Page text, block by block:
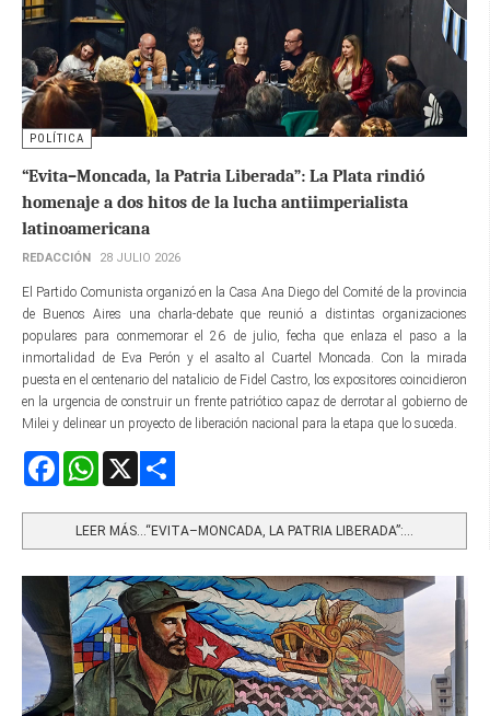
POLÍTICA
“Evita–Moncada, la Patria Liberada”: La Plata rindió
homenaje a dos hitos de la lucha antiimperialista
latinoamericana
REDACCIÓN 28 JULIO 2026
El Partido Comunista organizó en la Casa Ana Diego del Comité de la provincia
de Buenos Aires una charla-debate que reunió a distintas organizaciones
populares para conmemorar el 26 de julio, fecha que enlaza el paso a la
inmortalidad de Eva Perón y el asalto al Cuartel Moncada. Con la mirada
puesta en el centenario del natalicio de Fidel Castro, los expositores coincidieron
en la urgencia de construir un frente patriótico capaz de derrotar al gobierno de
Milei y delinear un proyecto de liberación nacional para la etapa que lo suceda.
FacebookWhatsApp
LEER MÁS…“EVITA–MONCADA, LA PATRIA LIBERADA”:...